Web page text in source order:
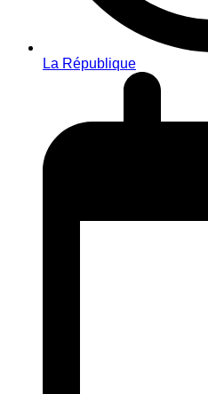
La République